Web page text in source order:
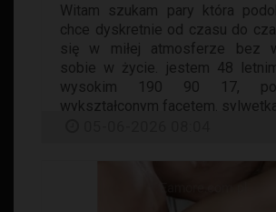
Witam szukam pary która
chce dyskretnie od czasu do
się w miłej atmosferze bez
sobie w życie. jestem 48
wysokim 190 90 17,
wykształconym facetem.